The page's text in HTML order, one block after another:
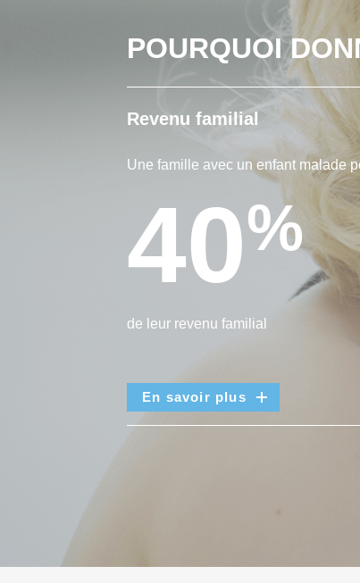
POURQUOI
Revenu familial
Une famille avec un enfant malade
40%
de leur revenu familial
En savoir plus